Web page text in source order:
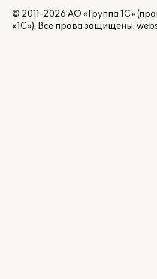
© 2011-2026 АО «Группа 1С»
«1С»). Все права защищены.